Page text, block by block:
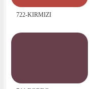
722-KIRMIZI